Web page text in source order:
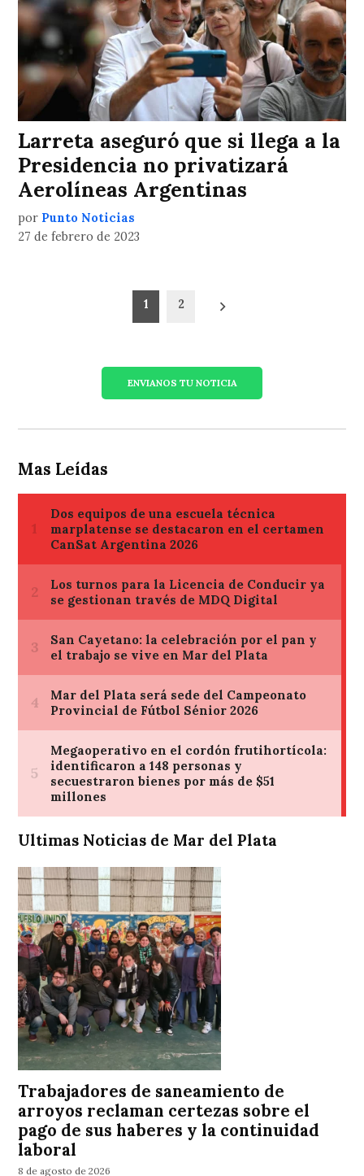
Larreta aseguró que si llega a la
Presidencia no privatizará
Aerolíneas Argentinas
por Punto Noticias
27 de febrero de 2023
1 2
ENVIANOS TU NOTICIA
Mas Leídas
Ultimas Noticias de Mar del Plata
Trabajadores de saneamiento de
arroyos reclaman certezas sobre el
pago de sus haberes y la continuidad
laboral
8 de agosto de 2026